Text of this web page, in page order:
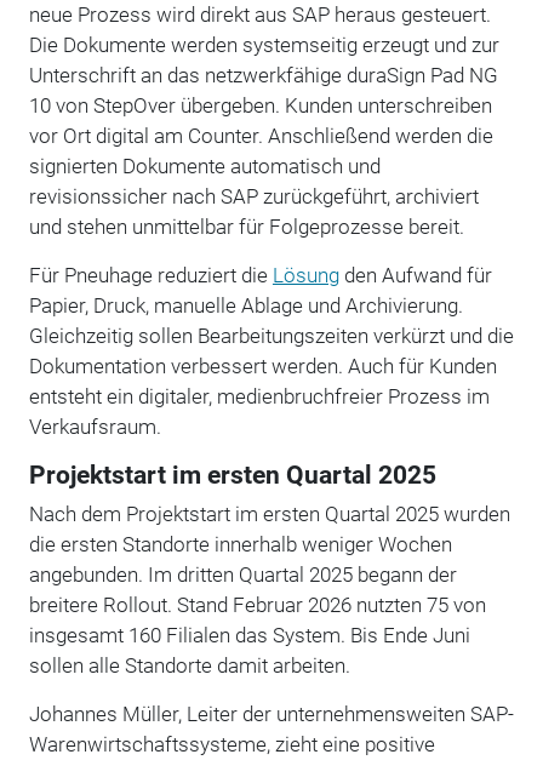
neue Prozess wird direkt aus SAP heraus gesteuert.
Die Dokumente werden systemseitig erzeugt und zur
Unterschrift an das netzwerkfähige duraSign Pad NG
10 von StepOver übergeben. Kunden unterschreiben
vor Ort digital am Counter. Anschließend werden die
signierten Dokumente automatisch und
revisionssicher nach SAP zurückgeführt, archiviert
und stehen unmittelbar für Folgeprozesse bereit.
Für Pneuhage reduziert die Lösungden Aufwand für
Papier, Druck, manuelle Ablage und Archivierung.
Gleichzeitig sollen Bearbeitungszeiten verkürzt und die
Dokumentation verbessert werden. Auch für Kunden
entsteht ein digitaler, medienbruchfreier Prozess im
Verkaufsraum.
Projektstart im ersten Quartal 2025
Nach dem Projektstart im ersten Quartal 2025 wurden
die ersten Standorte innerhalb weniger Wochen
angebunden. Im dritten Quartal 2025 begann der
breitere Rollout. Stand Februar 2026 nutzten 75 von
insgesamt 160 Filialen das System. Bis Ende Juni
sollen alle Standorte damit arbeiten.
Johannes Müller, Leiter der unternehmensweiten SAP-
Warenwirtschaftssysteme, zieht eine positive